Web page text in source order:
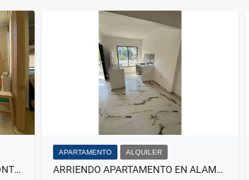
Venta
$850.000.000
ARRIENDO APARTAMENTO EN MONTEVIDEO SALITRE FONTIBON BOGOTÁ
APARTAMENTO ALQUILER
ARRIENDO APARTAMENTO EN ALAMEDA LA VICTORIA